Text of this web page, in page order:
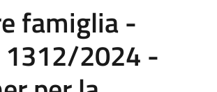
famiglia -
1312/2024 -